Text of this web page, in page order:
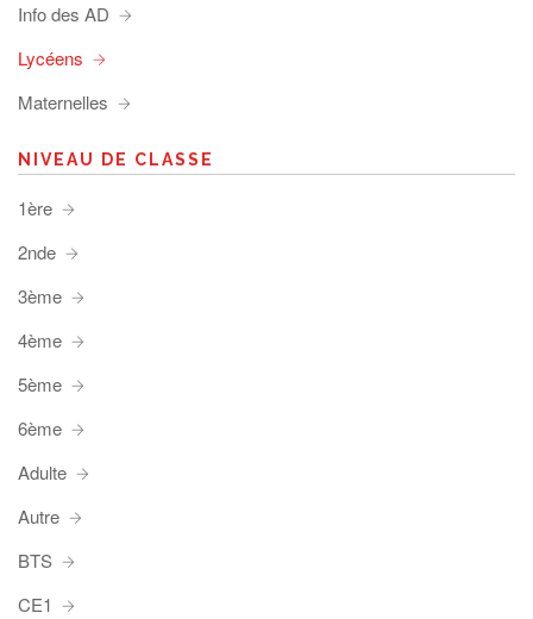
Info des AD
Lycéens
Maternelles
NIVEAU DE CLASSE
1ère
2nde
3ème
4ème
5ème
6ème
Adulte
Autre
BTS
CE1